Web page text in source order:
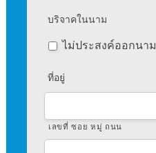
บริจาคในนาม
ไม่ประสงค์ออกนาม
ที่อยู่
เลขที่ ซอย หมู่ ถนน